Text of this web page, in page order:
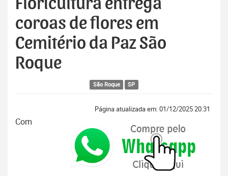
Floricultura entrega
coroas de flores em
Cemitério da Paz São
Roque
São Roque SP
Página atualizada em: 01/12/2025 20:31
Com